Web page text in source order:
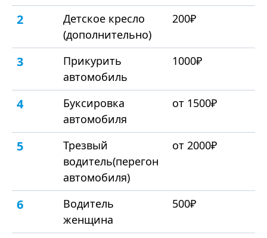
2
Детское кресло
(дополнительно)
200₽
3
Прикурить
автомобиль
1000₽
4
Буксировка
автомобиля
от 1500₽
5
Трезвый
водитель(перегон
автомобиля)
от 2000₽
6
Водитель
женщина
500₽